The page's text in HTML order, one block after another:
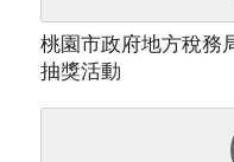
桃園市政府地方稅務
抽獎活動